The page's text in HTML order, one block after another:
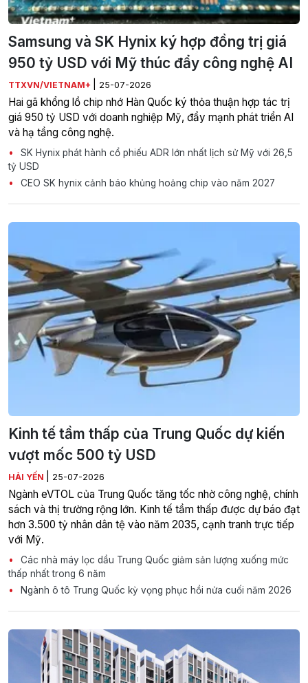
Samsung và SK Hynix ký hợp đồng trị giá
950 tỷ USD với Mỹ thúc đẩy công nghệ AI
TTXVN/VIETNAM+ 25-07-2026
Hai gã khổng lồ chip nhớ Hàn Quốc ký thỏa thuận hợp tác trị
giá 950 tỷ USD với doanh nghiệp Mỹ, đẩy mạnh phát triển AI
và hạ tầng công nghệ.
SK Hynix phát hành cổ phiếu ADR lớn nhất lịch sử Mỹ với 26,5
tỷ USD
CEO SK hynix cảnh báo khủng hoảng chip vào năm 2027
Kinh tế tầm thấp của Trung Quốc dự kiến
vượt mốc 500 tỷ USD
HẢI YẾN 25-07-2026
Ngành eVTOL của Trung Quốc tăng tốc nhờ công nghệ, chính
sách và thị trường rộng lớn. Kinh tế tầm thấp được dự báo đạt
hơn 3.500 tỷ nhân dân tệ vào năm 2035, cạnh tranh trực tiếp
với Mỹ.
Các nhà máy lọc dầu Trung Quốc giảm sản lượng xuống mức
thấp nhất trong 6 năm
Ngành ô tô Trung Quốc kỳ vọng phục hồi nửa cuối năm 2026